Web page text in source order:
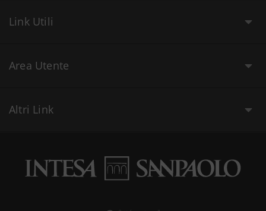
Link Utili
Area Utente
Altri Link